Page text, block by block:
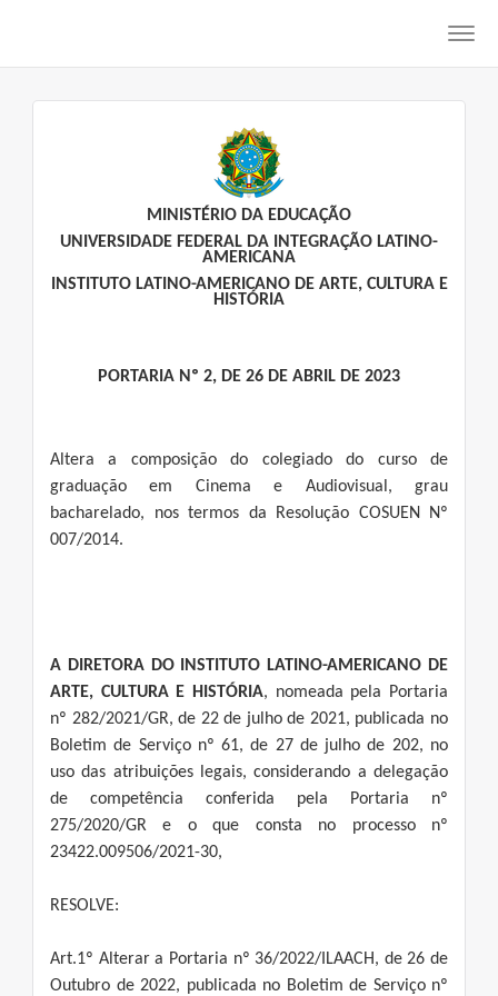
MINISTÉRIO DA EDUCAÇÃO
UNIVERSIDADE FEDERAL DA INTEGRAÇÃO LATINO-
AMERICANA
INSTITUTO LATINO-AMERICANO DE ARTE, CULTURA E
HISTÓRIA
PORTARIA Nº 2, DE 26 DE ABRIL DE 2023
Altera a composição do colegiado do curso de
graduação em Cinema e Audiovisual, grau
bacharelado, nos termos da Resolução COSUEN Nº
007/2014.
A DIRETORA DO INSTITUTO LATINO-AMERICANO DE
ARTE, CULTURA E HISTÓRIA, nomeada pela Portaria
nº 282/2021/GR, de 22 de julho de 2021, publicada no
Boletim de Serviço nº 61, de 27 de julho de 202, no
uso das atribuições legais, considerando a delegação
de competência conferida pela Portaria nº
275/2020/GR e o que consta no processo nº
23422.009506/2021-30,
RESOLVE:
Art.1º Alterar a Portaria nº 36/2022/ILAACH, de 26 de
Outubro de 2022, publicada no Boletim de Serviço nº